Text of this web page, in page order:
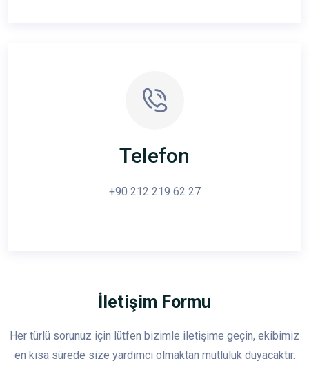
Telefon
+90 212 219 62 27
İletişim Formu
Her türlü sorunuz için lütfen bizimle iletişime geçin, ekibimiz
en kısa sürede size yardımcı olmaktan mutluluk duyacaktır.